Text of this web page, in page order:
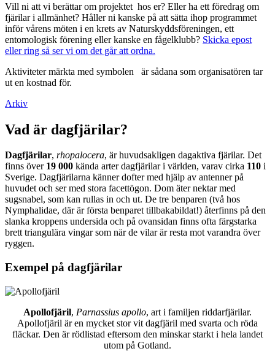
Vill ni att vi berättar om projektet hos er? Eller ha ett föredrag om
fjärilar i allmänhet? Håller ni kanske på att sätta ihop programmet
inför vårens möten i en krets av Naturskyddsföreningen, ett
entomologisk förening eller kanske en fågelklubb? Skicka epost
eller ring så ser vi om det går att ordna.
Aktiviteter märkta med symbolen
är sådana som organisatören tar
ut en kostnad för.
Arkiv
Vad är dagfjärilar?
Dagfjärilar, rhopalocera, är huvudsakligen dagaktiva fjärilar. Det
finns över 19 000 kända arter dagfjärilar i världen, varav cirka 110 i
Sverige. Dagfjärilarna känner dofter med hjälp av antenner på
huvudet och ser med stora facettögon. Dom äter nektar med
sugsnabel, som kan rullas in och ut. De tre benparen (två hos
Nymphalidae, där är första benparet tillbakabildat!) återfinns på den
slanka kroppens undersida och på ovansidan finns ofta färgstarka
brett triangulära vingar som när de vilar är resta mot varandra över
ryggen.
Exempel på dagfjärilar
Apollofjäril, Parnassius apollo, art i familjen riddarfjärilar.
Apollofjäril är en mycket stor vit dagfjäril med svarta och röda
fläckar. Den är rödlistad eftersom den minskar starkt i hela landet
utom på Gotland.